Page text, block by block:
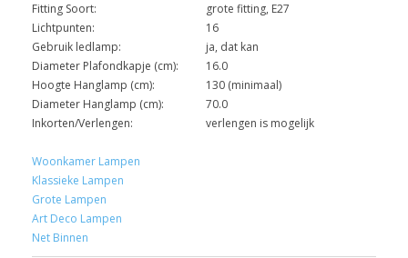
Fitting Soort:
grote fitting, E27
Lichtpunten:
16
Gebruik ledlamp:
ja, dat kan
Diameter Plafondkapje (cm):
16.0
Hoogte Hanglamp (cm):
130 (minimaal)
Diameter Hanglamp (cm):
70.0
Inkorten/Verlengen:
verlengen is mogelijk
Woonkamer Lampen
Klassieke Lampen
Grote Lampen
Art Deco Lampen
Net Binnen